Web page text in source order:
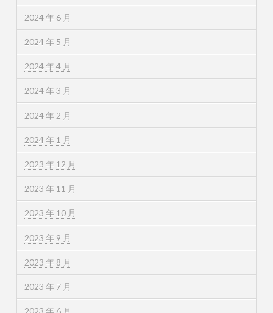
2024 年 6 月
2024 年 5 月
2024 年 4 月
2024 年 3 月
2024 年 2 月
2024 年 1 月
2023 年 12 月
2023 年 11 月
2023 年 10 月
2023 年 9 月
2023 年 8 月
2023 年 7 月
2023 年 6 月